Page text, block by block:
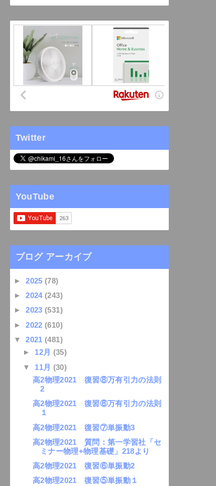
Twitter
YouTube
ブログ アーカイブ
►2025 (78)
►2024 (243)
►2023 (531)
►2022 (610)
▼2021 (481)
► 12月 (35)
▼ 11月 (30)
高2物理2021 復習⑧万有引力の法則
2
高2物理2021 復習⑧万有引力の法則
１
高2物理2021 復習⑦単振動3
高2物理2021 質問：第一学習社「セ
ミナー物理+物理基礎」218より
高2物理2021 復習⑥単振動2
高2物理2021 復習⑤単振動１